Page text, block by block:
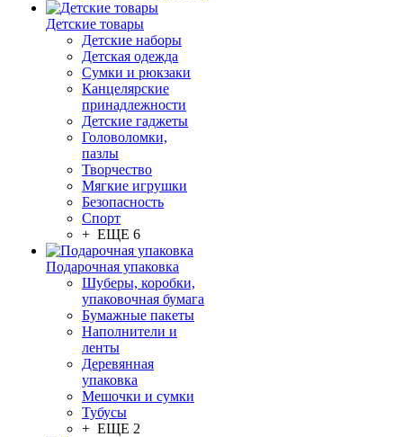
Детские товары
Детские наборы
Детская одежда
Сумки и рюкзаки
Канцелярские
принадлежности
Детские гаджеты
Головоломки,
пазлы
Творчество
Мягкие игрушки
Безопасность
Спорт
+ ЕЩЕ 6
Подарочная упаковка
Шуберы, коробки,
упаковочная бумага
Бумажные пакеты
Наполнители и
ленты
Деревянная
упаковка
Мешочки и сумки
Тубусы
+ ЕЩЕ 2